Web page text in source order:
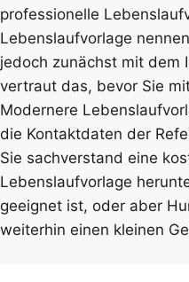
professionelle
Lebenslaufvorlage
jedoch zunächst mit dem
vertraut das, bevor Sie
Modernere
die Kontaktdaten der
Sie sachverstand eine
Lebenslaufvorlage
geeignet ist, oder aber
weiterhin einen kleinen